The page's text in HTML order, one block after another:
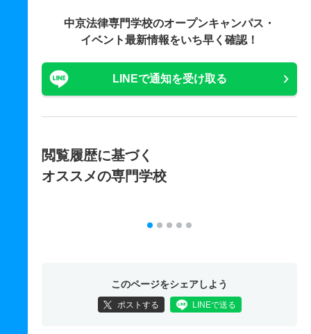
中京法律専門学校のオープンキャンパス・
イベント最新情報をいち早く確認！
LINEで通知を受け取る
閲覧履歴に基づく
オススメの専門学校
このページをシェアしよう
ポストする LINEで送る